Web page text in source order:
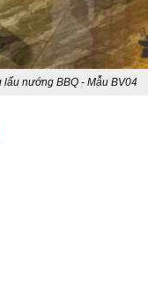
lẩu nướng BBQ - Mẫu BV04